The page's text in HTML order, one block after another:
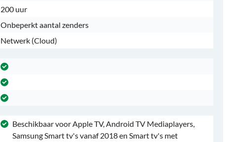
200 uur
Onbeperkt aantal zenders
Netwerk (Cloud)
Beschikbaar voor Apple TV, Android TV Mediaplayers,
Samsung Smart tv's vanaf 2018 en Smart tv's met